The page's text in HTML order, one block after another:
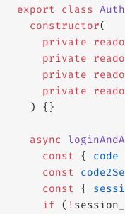
export class
  constructor
(
    private
    private
    private
    private
  ) {}
  async
    const
{ code
    const
    const
{
    if
( !